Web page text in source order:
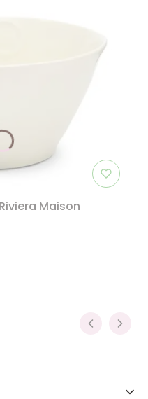
Maison